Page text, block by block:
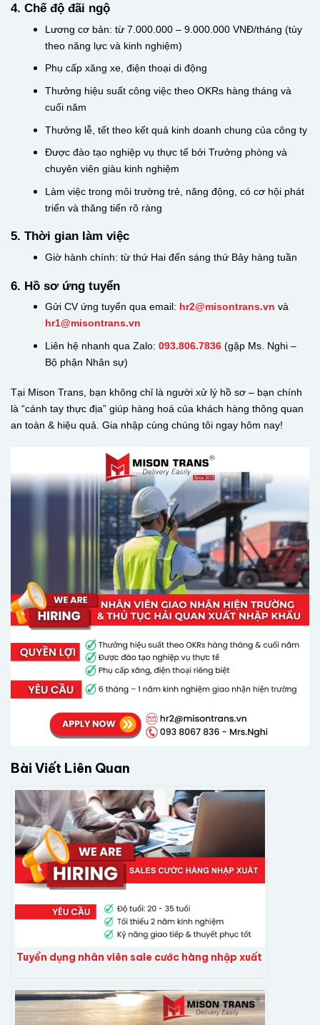
4. Chế độ đãi ngộ
Lương cơ bản: từ 7.000.000 – 9.000.000 VNĐ/tháng (tùy
theo năng lực và kinh nghiệm)
Phụ cấp xăng xe, điện thoại di động
Thưởng hiệu suất công việc theo OKRs hàng tháng và
cuối năm
Thưởng lễ, tết theo kết quả kinh doanh chung của công ty
Được đào tạo nghiệp vụ thực tế bởi Trưởng phòng và
chuyên viên giàu kinh nghiệm
Làm việc trong môi trường trẻ, năng động, có cơ hội phát
triển và thăng tiến rõ ràng
5. Thời gian làm việc
Giờ hành chính: từ thứ Hai đến sáng thứ Bảy hàng tuần
6. Hồ sơ ứng tuyển
Gửi CV ứng tuyển qua email: hr2@misontrans.vn và
hr1@misontrans.vn
Liên hệ nhanh qua Zalo: 093.806.7836(gặp Ms. Nghi –
Bộ phận Nhân sự)
Tại Mison Trans, bạn không chỉ là người xử lý hồ sơ – bạn chính
là “cánh tay thực địa” giúp hàng hoá của khách hàng thông quan
an toàn & hiệu quả. Gia nhập cùng chúng tôi ngay hôm nay!
Bài Viết Liên Quan
Tuyển dụng nhân viên sale cước hàng nhập xuất